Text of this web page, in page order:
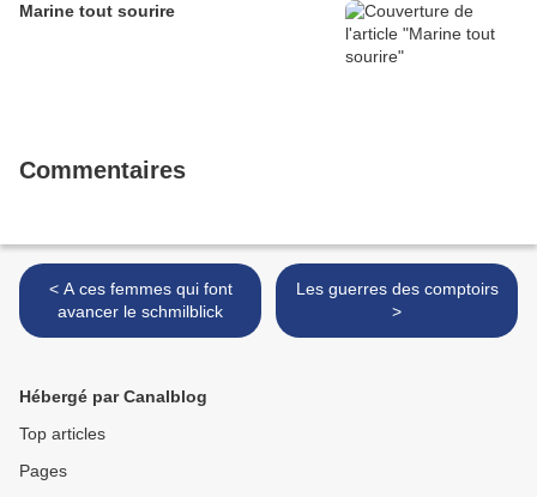
Marine tout sourire
Commentaires
< A ces femmes qui font
avancer le schmilblick
Les guerres des comptoirs
>
Hébergé par Canalblog
Top articles
Pages